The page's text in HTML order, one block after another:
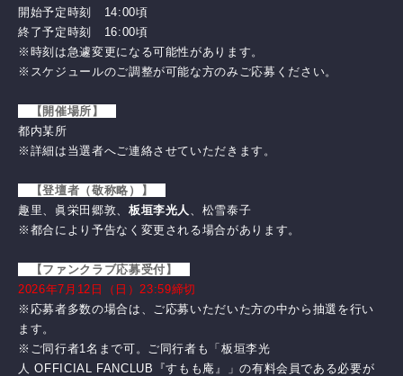
開始予定時刻 14:00頃
終了予定時刻 16:00頃
※時刻は急遽変更になる可能性があります。
※スケジュールのご調整が可能な方のみご応募ください。
【開催場所】
都内某所
※詳細は当選者へご連絡させていただきます。
【登壇者（敬称略）】
趣里、眞栄田郷敦、 板垣李光人 、松雪泰子
※都合により予告なく変更される場合があります。
【ファンクラブ応募受付】
2026年7月12日（日）23:59締切
※応募者多数の場合は、ご応募いただいた方の中から抽選を行い
ます。
※ご同行者1名まで可。ご同行者も「板垣李光
人 OFFICIAL FANCLUB『すもも庵』」の有料会員である必要が